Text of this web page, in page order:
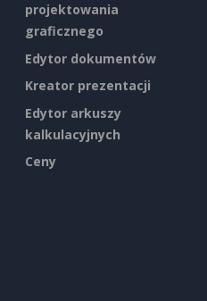
projektowania
graficznego
Edytor dokumentów
Kreator prezentacji
Edytor arkuszy
kalkulacyjnych
Ceny